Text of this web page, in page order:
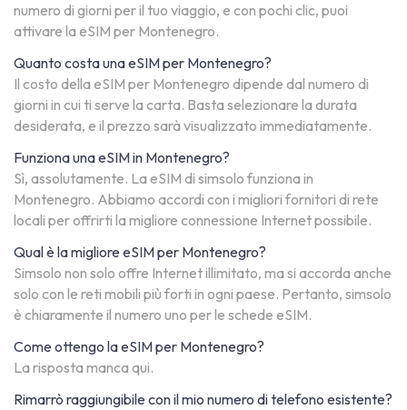
numero di giorni per il tuo viaggio, e con pochi clic, puoi
attivare la eSIM per Montenegro.
Quanto costa una eSIM per Montenegro?
Il costo della eSIM per Montenegro dipende dal numero di
giorni in cui ti serve la carta. Basta selezionare la durata
desiderata, e il prezzo sarà visualizzato immediatamente.
Funziona una eSIM in Montenegro?
Sì, assolutamente. La eSIM di simsolo funziona in
Montenegro. Abbiamo accordi con i migliori fornitori di rete
locali per offrirti la migliore connessione Internet possibile.
Qual è la migliore eSIM per Montenegro?
Simsolo non solo offre Internet illimitato, ma si accorda anche
solo con le reti mobili più forti in ogni paese. Pertanto, simsolo
è chiaramente il numero uno per le schede eSIM.
Come ottengo la eSIM per Montenegro?
La risposta manca qui.
Rimarrò raggiungibile con il mio numero di telefono esistente?